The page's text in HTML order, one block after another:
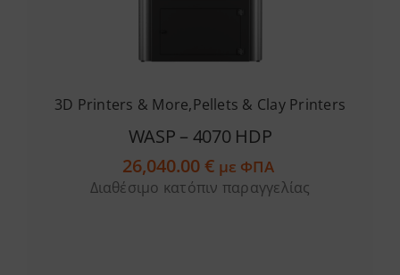
3D Printers & More,Pellets & Clay Printers
WASP – 4070 HDP
26,040.00€ με ΦΠΑ
Διαθέσιμο κατόπιν παραγγελίας